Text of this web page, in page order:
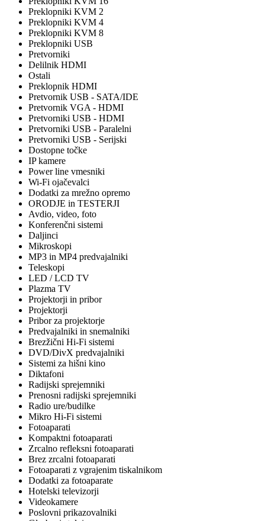
Preklopniki KVM 2
Preklopniki KVM 4
Preklopniki KVM 8
Preklopniki USB
Pretvorniki
Delilnik HDMI
Ostali
Preklopnik HDMI
Pretvornik USB - SATA/IDE
Pretvornik VGA - HDMI
Pretvorniki USB - HDMI
Pretvorniki USB - Paralelni
Pretvorniki USB - Serijski
Dostopne točke
IP kamere
Power line vmesniki
Wi-Fi ojačevalci
Dodatki za mrežno opremo
ORODJE in TESTERJI
Avdio, video, foto
Konferenčni sistemi
Daljinci
Mikroskopi
MP3 in MP4 predvajalniki
Teleskopi
LED / LCD TV
Plazma TV
Projektorji in pribor
Projektorji
Pribor za projektorje
Predvajalniki in snemalniki
Brezžični Hi-Fi sistemi
DVD/DivX predvajalniki
Sistemi za hišni kino
Diktafoni
Radijski sprejemniki
Prenosni radijski sprejemniki
Radio ure/budilke
Mikro Hi-Fi sistemi
Fotoaparati
Kompaktni fotoaparati
Zrcalno refleksni fotoaparati
Brez zrcalni fotoaparati
Fotoaparati z vgrajenim tiskalnikom
Dodatki za fotoaparate
Hotelski televizorji
Videokamere
Poslovni prikazovalniki